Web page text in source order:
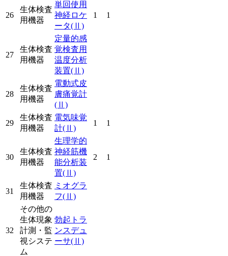
26
生体検査
用機器
単回使用
神経ロケ
ータ(Ⅱ)
1 1
27
生体検査
用機器
定量的感
覚検査用
温度分析
装置(Ⅱ)
28
生体検査
用機器
電動式皮
膚痛覚計
(Ⅱ)
29
生体検査
用機器
電気味覚
計(Ⅱ)
1 1
30
生体検査
用機器
生理学的
神経筋機
能分析装
置(Ⅱ)
2 1
31
生体検査
用機器
ミオグラ
フ(Ⅱ)
32
その他の
生体現象
計測・監
視システ
ム
勃起トラ
ンスデュ
ーサ(Ⅱ)